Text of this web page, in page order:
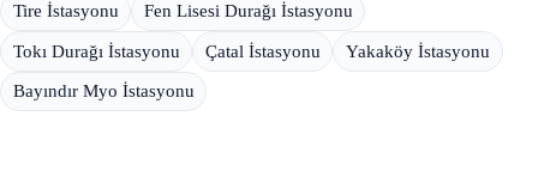
Tire İstasyonu Fen Lisesi Durağı İstasyonu
Tokı Durağı İstasyonu Çatal İstasyonu Yakaköy İstasyonu
Bayındır Myo İstasyonu